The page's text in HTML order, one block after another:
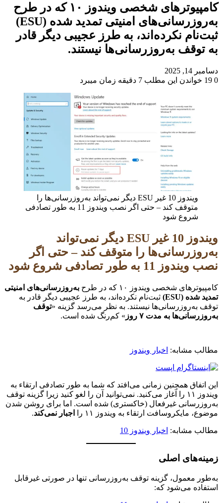
کامپیوترهای شخصی ویندوز ۱۰ که در طرح
به‌روزرسانی‌های امنیتی تمدید شده (ESU)
ثبت‌نام نکرده‌اند، به طرز عجیبی دیگر قادر
به توقف به‌روزرسانی‌ها نیستند.
دسامبر 14, 2025
0
خواندن این مطلب 7 دقیقه زمان میبرد
ویندوز 10 غیر ESU دیگر نمی‌تواند به‌روزرسانی‌ها را
متوقف کند – حتی اگر نصب ویندوز 11 به طور تصادفی
شروع شود
ویندوز 10 غیر ESU دیگر نمی‌تواند
به‌روزرسانی‌ها را متوقف کند – حتی اگر
نصب ویندوز 11 به طور تصادفی شروع شود
کامپیوترهای شخصی ویندوز ۱۰ که در طرح
به‌روزرسانی‌های امنیتی
تمدید شده (ESU)
ثبت‌نام نکرده‌اند، به طرز عجیبی دیگر قادر به
توقف به‌روزرسانی‌ها نیستند. به نظر می‌رسد گزینه «توقف
به‌روزرسانی‌ها به مدت ۷ روز
» کم‌رنگ شده است.
مطالب مشابه: اخبار ویندوز
این اتفاق همچنین زمانی می‌افتد که شما به طور تصادفی ارتقاء به
ویندوز ۱۱ را آغاز می‌کنید. نمی‌توانید آن را لغو کنید زیرا گزینه توقف
به‌روزرسانی غیرفعال (خاکستری) شده است. اما برای روشن شدن
موضوع، مایکروسافت ارتقاء به ویندوز ۱۱ را
اجبار نمی‌کند.
مطالب مشابه: اخبار ویندوز 10
زمینه‌های اصلی
به‌طور معمول، گزینه توقف به‌روزرسانی تنها در صورتی غیرقابل
استفاده می‌شود که: